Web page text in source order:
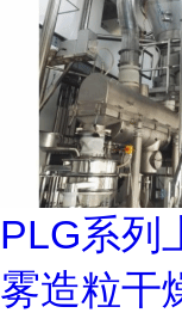
PLG系列
雾造粒干